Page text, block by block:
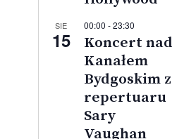
SIE
15
00:00 -23:30
Koncert nad
Kanałem
Bydgoskim z
repertuaru
Sary
Vaughan